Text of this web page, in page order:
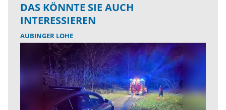
DAS KÖNNTE SIE AUCH
INTERESSIEREN
AUBINGER LOHE